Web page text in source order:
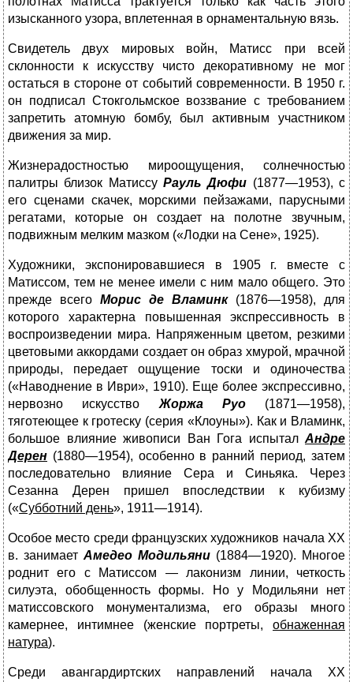
изысканного узора, вплетенная в орнаментальную вязь.
Свидетель двух мировых войн, Матисс при всей
склонности к искусству чисто декоративному не мог
остаться в стороне от событий современности. В 1950 г.
он подписал Стокгольмское воззвание с требованием
запретить атомную бомбу, был активным участником
движения за мир.
Жизнерадостностью мироощущения, солнечностью
палитры близок Матиссу Рауль Дюфи (1877—1953), с
его сценами скачек, морскими пейзажами, парусными
регатами, которые он создает на полотне звучным,
подвижным мелким мазком («Лодки на Сене», 1925).
Художники, экспонировавшиеся в 1905 г. вместе с
Матиссом, тем не менее имели с ним мало общего. Это
прежде всего Морис де Вламинк(1876—1958), для
которого характерна повышенная экспрессивность в
воспроизведении мира. Напряженным цветом, резкими
цветовыми аккордами создает он образ хмурой, мрачной
природы, передает ощущение тоски и одиночества
(«Наводнение в Иври», 1910). Еще более экспрессивно,
нервозно искусство Жоржа Руо(1871—1958),
тяготеющее к гротеску (серия «Клоуны»). Как и Вламинк,
большое влияние живописи Ван Гога испытал Андре
Дерен (1880—1954), особенно в ранний период, затем
последовательно влияние Сера и Синьяка. Через
Сезанна Дерен пришел впоследствии к кубизму
(«Субботний день», 1911—1914).
Особое место среди французских художников начала XX
в. занимает Амедео Модильяни (1884—1920). Многое
роднит его с Матиссом — лаконизм линии, четкость
силуэта, обобщенность формы. Но у Модильяни нет
матиссовского монументализма, его образы много
камернее, интимнее (женские портреты, обнаженная
натура).
Среди авангардиртских направлений начала XX